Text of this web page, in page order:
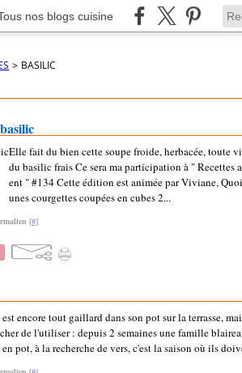
nos blogs cuisine
> BASILIC
Elle fait du bien cette soupe froide, herbacée, toute
du basilic frais Ce sera ma participation à " Recettes
ent " #134 Cette édition est animée par Viviane,
unes courgettes coupées en cubes 2...
[#]
encore tout gaillard dans son pot sur la terrasse,
de l'utiliser : depuis 2 semaines une famille
en pot, à la recherche de vers, c'est la saison où ils